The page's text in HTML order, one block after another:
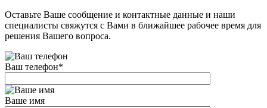
Оставьте Ваше сообщение и контактные данные и наши
специалисты свяжутся с Вами в ближайшее рабочее время для
решения Вашего вопроса.
Ваш телефон*
Ваше имя